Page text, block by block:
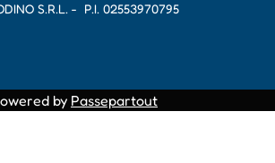
S.R.L. - P.I. 02553970795
by Passepartout